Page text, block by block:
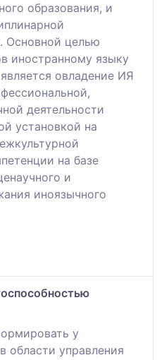
образования, и
Основной целью
иностранному языку
овладение ИЯ
деятельности
установкой на
на базе
и
иноязычного
у
области управления